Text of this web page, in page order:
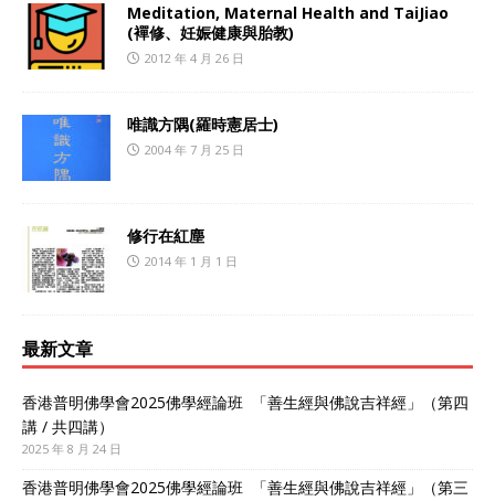
Meditation, Maternal Health and TaiJiao
(襌修、妊娠健康與胎教)
2012 年 4 月 26 日
唯識方隅(羅時憲居士)
2004 年 7 月 25 日
修行在紅塵
2014 年 1 月 1 日
最新文章
香港普明佛學會2025佛學經論班 「善生經與佛說吉祥經」（第四
講 / 共四講）
2025 年 8 月 24 日
香港普明佛學會2025佛學經論班 「善生經與佛說吉祥經」（第三